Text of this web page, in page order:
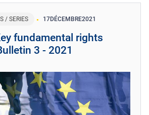
/ SERIES 17DÉCEMBRE2021
fundamental rights
3 - 2021